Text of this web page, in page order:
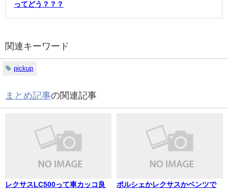
ってどう？？？
関連キーワード
pickup
まとめ記事の関連記事
レクサスLC500って車カッコ良
ポルシェかレクサスかベンツで